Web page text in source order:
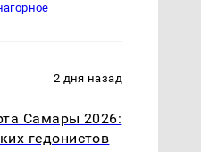
2 дня назад
Самары 2026:
гедонистов